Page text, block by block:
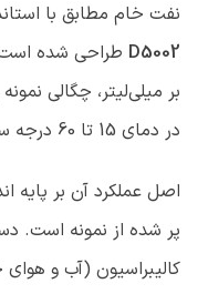
نفت خام مطابق با
D5002
در دمای 15 تا 60 درجه سانتی‌گراد اندازه‌گیری می‌کند.
پر شده از نمونه است.
کالیبراسیون (آب و